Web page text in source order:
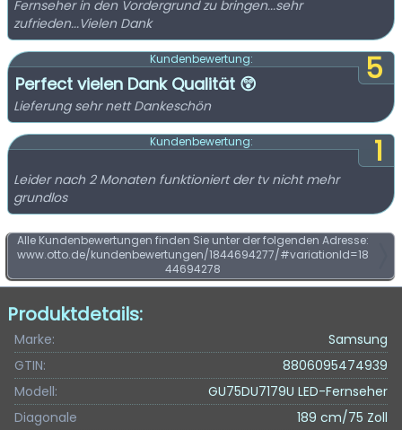
Fernseher in den Vordergrund zu bringen...sehr
zufrieden...Vielen Dank
5
Kundenbewertung:
Perfect vielen Dank Qualität 😲
Lieferung sehr nett Dankeschön
1
Kundenbewertung:
Leider nach 2 Monaten funktioniert der tv nicht mehr
grundlos
Alle Kundenbewertungen finden Sie unter der folgenden Adresse:
www.otto.de/kundenbewertungen/1844694277/#variationId=18
44694278
Produktdetails:
Marke:
Samsung
GTIN:
8806095474939
Modell:
GU75DU7179U LED-Fernseher
Diagonale
189 cm/75 Zoll